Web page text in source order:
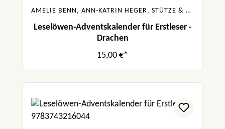
AMELIE BENN, ANN-KATRIN HEGER, STÜTZE & VORBACH, VANESSA WALDER
Leselöwen-Adventskalender für Erstleser -
Drachen
15,00 €*